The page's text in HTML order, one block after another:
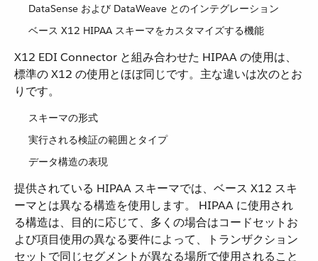
DataSense および DataWeave とのインテグレーション
ベース X12 HIPAA スキーマをカスタマイズする機能
X12 EDI Connector と組み合わせた HIPAA の使用は、
標準の X12 の使用とほぼ同じです。主な違いは次のとお
りです。
スキーマの形式
実行される検証の範囲とタイプ
データ構造の表現
提供されている HIPAA スキーマでは、ベース X12 スキ
ーマとは異なる構造を使用します。 HIPAA に使用され
る構造は、目的に応じて、多くの場合はコードセットお
よび項目使用の異なる要件によって、トランザクション
セットで同じセグメントが異なる場所で使用されること